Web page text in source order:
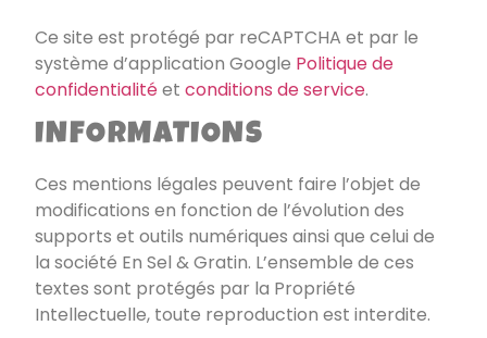
Ce site est protégé par reCAPTCHA et par le
système d’application Google Politique de
confidentialitéetconditions de service.
INFORMATIONS
Ces mentions légales peuvent faire l’objet de
modifications en fonction de l’évolution des
supports et outils numériques ainsi que celui de
la société En Sel & Gratin. L’ensemble de ces
textes sont protégés par la Propriété
Intellectuelle, toute reproduction est interdite.